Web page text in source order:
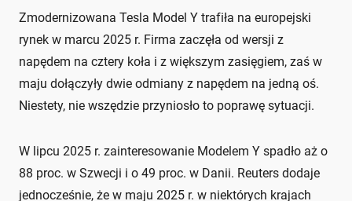
Zmodernizowana Tesla Model Y trafiła na europejski
rynek w marcu 2025 r. Firma zaczęła od wersji z
napędem na cztery koła i z większym zasięgiem, zaś w
maju dołączyły dwie odmiany z napędem na jedną oś.
Niestety, nie wszędzie przyniosło to poprawę sytuacji.
W lipcu 2025 r. zainteresowanie Modelem Y spadło aż o
88 proc. w Szwecji i o 49 proc. w Danii. Reuters dodaje
jednocześnie, że w maju 2025 r. w niektórych krajach